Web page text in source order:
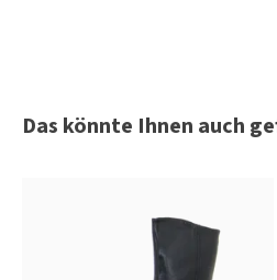
Produktgalerie überspringen
Das könnte Ihnen auch